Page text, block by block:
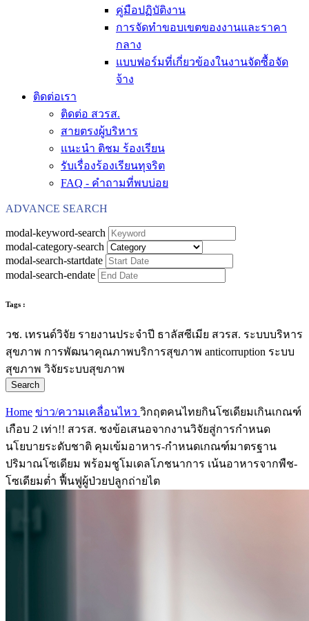
คู่มือปฏิบัติงาน
การจัดทำขอบเขตของงานและราคา
กลาง
แบบฟอร์มที่เกี่ยวข้องในงานจัดซื้อจัด
จ้าง
ติดต่อเรา
ติดต่อ สวรส.
สายตรงผู้บริหาร
แนะนำ ติชม ร้องเรียน
รับเรื่องร้องเรียนทุจริต
FAQ - คำถามที่พบบ่อย
ADVANCE SEARCH
modal-keyword-search
modal-category-search
modal-search-startdate
modal-search-endate
Tags :
วช. เทรนด์วิจัย รายงานประจำปี ธาลัสซีเมีย สวรส. ระบบบริหาร
สุขภาพ การพัฒนาคุณภาพบริการสุขภาพ anticorruption ระบบ
สุขภาพ วิจัยระบบสุขภาพ
Search
Home ข่าว/ความเคลื่อนไหว วิกฤตคนไทยกินโซเดียมเกินเกณฑ์
เกือบ 2 เท่า!! สวรส. ชงข้อเสนอจากงานวิจัยสู่การกำหนด
นโยบายระดับชาติ คุมเข้มอาหาร-กำหนดเกณฑ์มาตรฐาน
ปริมาณโซเดียม พร้อมชูโมเดลโภชนาการ เน้นอาหารจากพืช-
โซเดียมต่ำ ฟื้นฟูผู้ป่วยปลูกถ่ายไต